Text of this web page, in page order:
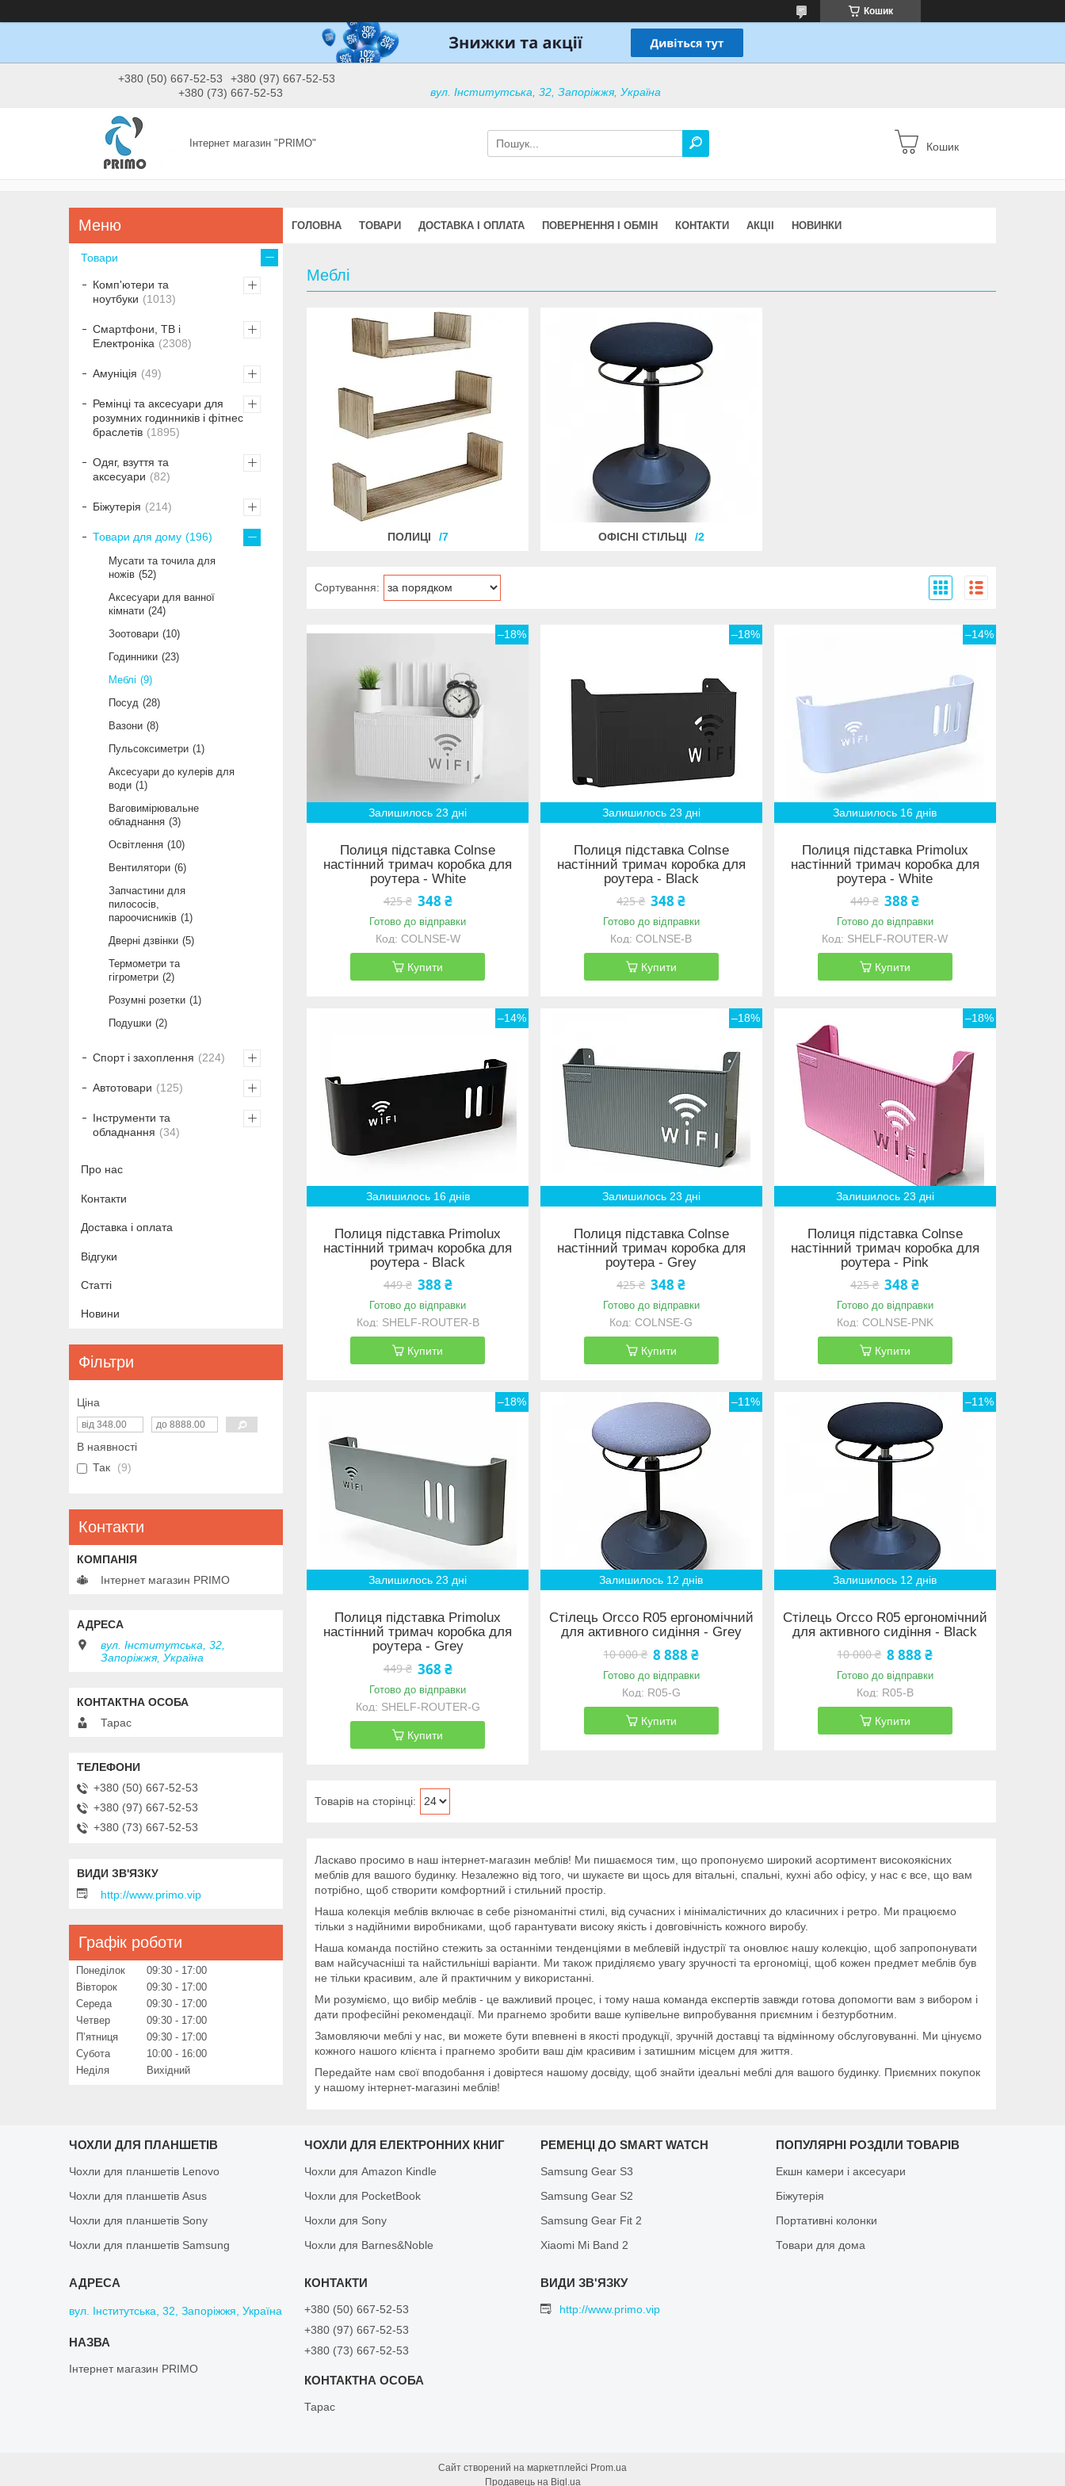
Кошик
+380 (50) 667-52-53
+380 (97) 667-52-53
+380 (73) 667-52-53
вул. Інститутська, 32, Запоріжжя, Україна
Інтернет магазин "PRIMO" Кошик
ГОЛОВНА ТОВАРИ ДОСТАВКА І ОПЛАТА ПОВЕРНЕННЯ І ОБМІН КОНТАКТИ АКЦІІ НОВИНКИ
Меблі
ПОЛИЦІ 7 ОФІСНІ СТІЛЬЦІ 2
–18%
Залишилось 23 дні
Полиця підставка Colnse
настінний тримач коробка для
роутера - White
425 ₴ 348 ₴
Готово до відправки
COLNSE-W
Купити
–18%
Залишилось 23 дні
Полиця підставка Colnse
настінний тримач коробка для
роутера - Black
425 ₴ 348 ₴
Готово до відправки
COLNSE-B
Купити
–14%
Залишилось 16 днів
Полиця підставка Primolux
настінний тримач коробка для
роутера - White
449 ₴ 388 ₴
Готово до відправки
SHELF-ROUTER-W
Купити
–14%
Залишилось 16 днів
Полиця підставка Primolux
настінний тримач коробка для
роутера - Black
449 ₴ 388 ₴
Готово до відправки
SHELF-ROUTER-B
Купити
–18%
Залишилось 23 дні
Полиця підставка Colnse
настінний тримач коробка для
роутера - Grey
425 ₴ 348 ₴
Готово до відправки
COLNSE-G
Купити
–18%
Залишилось 23 дні
Полиця підставка Colnse
настінний тримач коробка для
роутера - Pink
425 ₴ 348 ₴
Готово до відправки
COLNSE-PNK
Купити
–18%
Залишилось 23 дні
Полиця підставка Primolux
настінний тримач коробка для
роутера - Grey
449 ₴ 368 ₴
Готово до відправки
SHELF-ROUTER-G
Купити
–11%
Залишилось 12 днів
Стілець Orcco R05 ергономічний
для активного сидіння - Grey
10 000 ₴ 8 888 ₴
Готово до відправки
R05-G
Купити
–11%
Залишилось 12 днів
Стілець Orcco R05 ергономічний
для активного сидіння - Black
10 000 ₴ 8 888 ₴
Готово до відправки
R05-B
Купити
Ласкаво просимо в наш інтернет-магазин меблів! Ми пишаємося тим, що пропонуємо широкий асортимент високоякісних
меблів для вашого будинку. Незалежно від того, чи шукаєте ви щось для вітальні, спальні, кухні або офісу, у нас є все, що вам
потрібно, щоб створити комфортний і стильний простір.
Наша колекція меблів включає в себе різноманітні стилі, від сучасних і мінімалістичних до класичних і ретро. Ми працюємо
тільки з надійними виробниками, щоб гарантувати високу якість і довговічність кожного виробу.
Наша команда постійно стежить за останніми тенденціями в меблевій індустрії та оновлює нашу колекцію, щоб запропонувати
вам найсучасніші та найстильніші варіанти. Ми також приділяємо увагу зручності та ергономіці, щоб кожен предмет меблів був
не тільки красивим, але й практичним у використанні.
Ми розуміємо, що вибір меблів - це важливий процес, і тому наша команда експертів завжди готова допомогти вам з вибором і
дати професійні рекомендації. Ми прагнемо зробити ваше купівельне випробування приємним і безтурботним.
Замовляючи меблі у нас, ви можете бути впевнені в якості продукції, зручній доставці та відмінному обслуговуванні. Ми цінуємо
кожного нашого клієнта і прагнемо зробити ваш дім красивим і затишним місцем для життя.
Передайте нам свої вподобання і довіртеся нашому досвіду, щоб знайти ідеальні меблі для вашого будинку. Приємних покупок
у нашому інтернет-магазині меблів!
Товари
Комп'ютери та
ноутбуки
1013
Смартфони, ТВ і
Електроніка
2308
Амуніція 49
Ремінці та аксесуари для
розумних годинників і фітнес
браслетів
1895
Одяг, взуття та
аксесуари
82
Біжутерія 214
Товари для дому 196
Мусати та точила для
ножів 52
Аксесуари для ванної
кімнати 24
Зоотовари
10
Годинники 23
Меблі
9
Посуд 28
Вазони 8
Пульсоксиметри
1
Аксесуари до кулерів для
води
1
Ваговимірювальне
обладнання 3
Освітлення
10
Вентилятори 6
Запчастини для
пилососів,
пароочисників
1
Дверні дзвінки 5
Термометри та
гігрометри 2
Розумні розетки
1
Подушки 2
Спорт і захоплення 224
Автотовари 125
Інструменти та
обладнання
34
Про нас
Контакти
Доставка і оплата
Відгуки
Статті
Новини
Фільтри
Ціна
В наявності
Так
9
Контакти
Інтернет магазин PRIMO
вул. Інститутська, 32,
Запоріжжя, Україна
Тарас
+380 (50) 667-52-53
+380 (97) 667-52-53
+380 (73) 667-52-53
http://www.primo.vip
Графік роботи
Понеділок 09:30
17:00
Вівторок
09:30
17:00
Середа
09:30
17:00
Четвер
09:30
17:00
Пʼятниця
09:30
17:00
Субота
10:00
16:00
Неділя
Вихідний
ЧОХЛИ ДЛЯ ПЛАНШЕТІВ
Чохли для планшетів Lenovo
Чохли для планшетів Asus
Чохли для планшетів Sony
Чохли для планшетів Samsung
ЧОХЛИ ДЛЯ ЕЛЕКТРОННИХ КНИГ
Чохли для Amazon Kindle
Чохли для PocketBook
Чохли для Sony
Чохли для Barnes&Noble
РЕМЕНЦІ ДО SMART WATCH
Samsung Gear S3
Samsung Gear S2
Samsung Gear Fit 2
Xiaomi Mi Band 2
ПОПУЛЯРНІ РОЗДІЛИ ТОВАРІВ
Екшн камери і аксесуари
Біжутерія
Портативні колонки
Товари для дома
вул. Інститутська, 32, Запоріжжя, Україна
Інтернет магазин PRIMO
+380 (50) 667-52-53
+380 (97) 667-52-53
+380 (73) 667-52-53
Тарас
http://www.primo.vip
Сайт створений на маркетплейсі Prom.ua
Продавець на Bigl.ua